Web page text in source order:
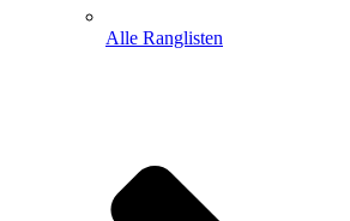
Alle Ranglisten